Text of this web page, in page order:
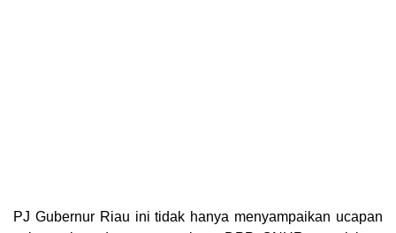
PJ Gubernur Riau ini tidak hanya menyampaikan ucapan